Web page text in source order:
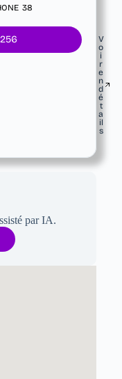
38
V
o
i
r
e
n
d
é
t
a
il
s
par IA.